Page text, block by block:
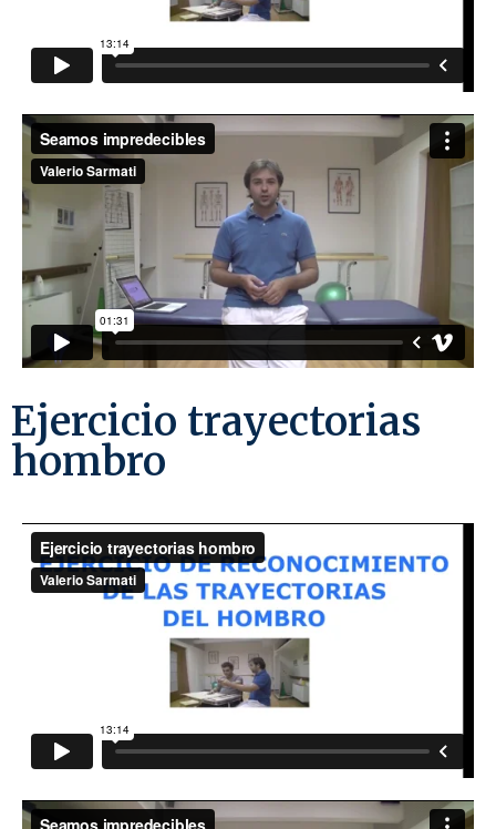
Ejercicio trayectorias
hombro